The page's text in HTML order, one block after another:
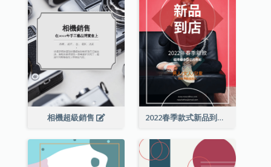
相機超級銷售 2022春季款式新品到店宣傳單張